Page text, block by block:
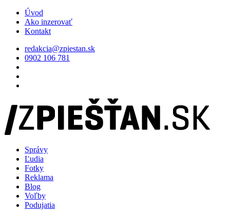
Úvod
Ako inzerovať
Kontakt
redakcia@zpiestan.sk
0902 106 781
Správy
Ľudia
Fotky
Reklama
Blog
Voľby
Podujatia